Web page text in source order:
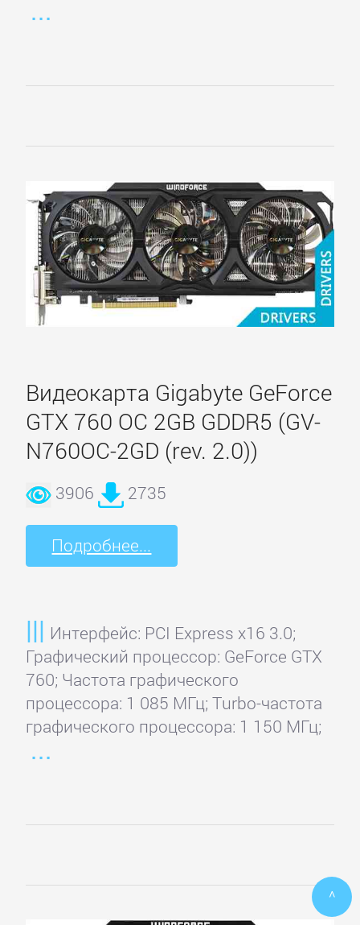
Видеокарта Gigabyte GeForce
GTX 760 OC 2GB GDDR5 (GV-
N760OC-2GD (rev. 2.0))
3906 2735
Подробнее...
Интерфейс: PCI Express x16 3.0;
Графический процессор: GeForce GTX
760; Частота графического
процессора: 1 085 МГц; Turbo-частота
графического процессора: 1 150 МГц;
^